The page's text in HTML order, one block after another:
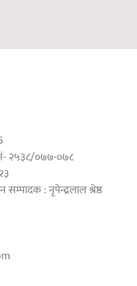
नं- २५३८/०७७-०७८
सम्पादक : नृपेन्द्रलाल श्रेष्ठ